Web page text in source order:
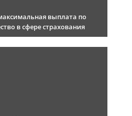
выплата по
в сфере страхования